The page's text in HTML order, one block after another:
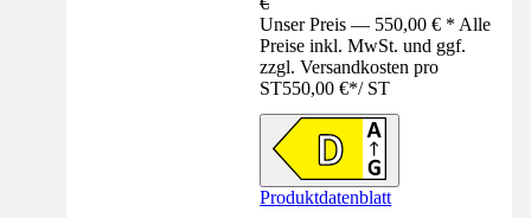
Unser Preis — 550,00 € * Alle
Preise inkl. MwSt. und ggf.
zzgl. Versandkosten pro
ST550,00 €*/ ST
Produktdatenblatt